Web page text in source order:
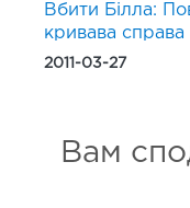
Вбити Білла:
кривава справа
2011-03-27
Вам